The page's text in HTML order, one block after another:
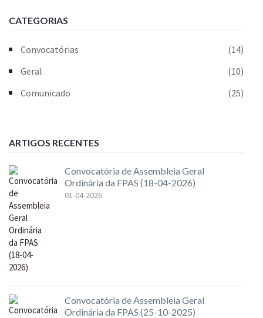
CATEGORIAS
Convocatórias
(14)
Geral
(10)
Comunicado
(25)
ARTIGOS RECENTES
Convocatória de Assembleia Geral
Ordinária da FPAS (18-04-2026)
01-04-2026
Convocatória de Assembleia Geral
Ordinária da FPAS (25-10-2025)